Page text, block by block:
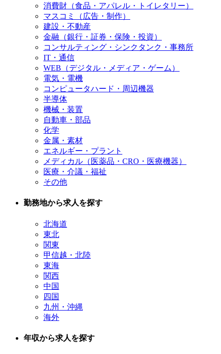
消費財（食品・アパレル・トイレタリー）
マスコミ（広告・制作）
建設・不動産
金融（銀行・証券・保険・投資）
コンサルティング・シンクタンク・事務所
IT・通信
WEB（デジタル・メディア・ゲーム）
電気・電機
コンピュータハード・周辺機器
半導体
機械・装置
自動車・部品
化学
金属・素材
エネルギー・プラント
メディカル（医薬品・CRO・医療機器）
医療・介議・福祉
その他
勤務地から求人を探す
北海道
東北
関東
甲信越・北陸
東海
関西
中国
四国
九州・沖縄
海外
年収から求人を探す